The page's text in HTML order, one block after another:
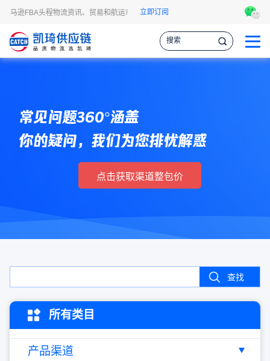
马逊FBA头程物流资讯、贸易和航运市场的趋势和最新事件，让您掌握各种情报
立即订阅
常见问题360°涵盖
你的疑问，我们为您排忧解惑
点击获取渠道整包价
查找
所有类目
产品渠道